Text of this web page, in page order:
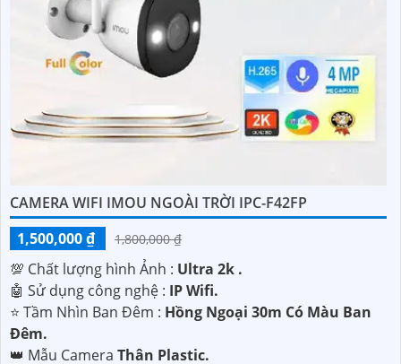
CAMERA WIFI IMOU NGOÀI TRỜI IPC-F42FP
1,500,000 ₫
1,800,000 ₫
💯 Chất lượng hình Ảnh : Ultra 2k .
🤖️ Sử dụng công nghệ : IP Wifi.
⭐ Tầm Nhìn Ban Đêm : Hồng Ngoại 30m Có Màu Ban
Đêm.
👑 Mẫu Camera Thân Plastic.